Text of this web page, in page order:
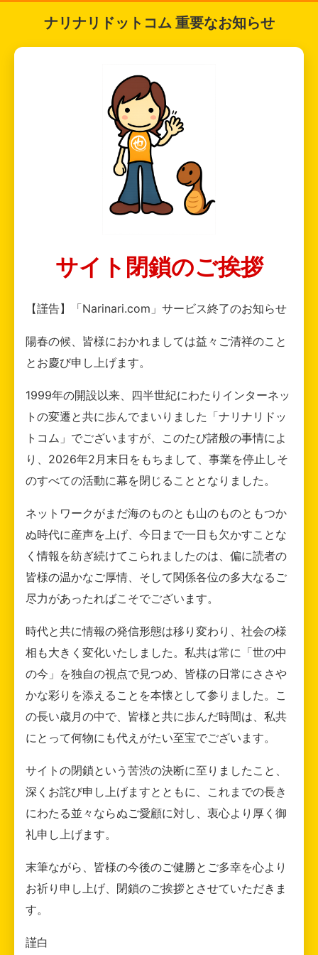
ナリナリドットコム 重要なお知らせ
サイト閉鎖のご挨拶
【謹告】「Narinari.com」サービス終了のお知らせ
陽春の候、皆様におかれましては益々ご清祥のこと
とお慶び申し上げます。
1999年の開設以来、四半世紀にわたりインターネッ
トの変遷と共に歩んでまいりました「ナリナリドッ
トコム」でございますが、このたび諸般の事情によ
り、2026年2月末日をもちまして、事業を停止しそ
のすべての活動に幕を閉じることとなりました。
ネットワークがまだ海のものとも山のものともつか
ぬ時代に産声を上げ、今日まで一日も欠かすことな
く情報を紡ぎ続けてこられましたのは、偏に読者の
皆様の温かなご厚情、そして関係各位の多大なるご
尽力があったればこそでございます。
時代と共に情報の発信形態は移り変わり、社会の様
相も大きく変化いたしました。私共は常に「世の中
の今」を独自の視点で見つめ、皆様の日常にささや
かな彩りを添えることを本懐として参りました。こ
の長い歳月の中で、皆様と共に歩んだ時間は、私共
にとって何物にも代えがたい至宝でございます。
サイトの閉鎖という苦渋の決断に至りましたこと、
深くお詫び申し上げますとともに、これまでの長き
にわたる並々ならぬご愛顧に対し、衷心より厚く御
礼申し上げます。
末筆ながら、皆様の今後のご健勝とご多幸を心より
お祈り申し上げ、閉鎖のご挨拶とさせていただきま
す。
謹白